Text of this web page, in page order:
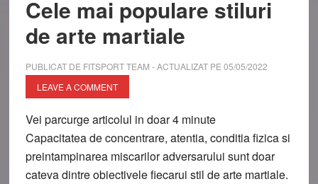
Cele mai populare stiluri
de arte martiale
PUBLICAT DE FITSPORT TEAM - ACTUALIZAT PE 05/05/2022
LEAVE A COMMENT
Vei parcurge articolul in doar4 minute
Capacitatea de concentrare, atentia, conditia fizica si
preintampinarea miscarilor adversarului sunt doar
cateva dintre obiectivele fiecarui stil de arte martiale.